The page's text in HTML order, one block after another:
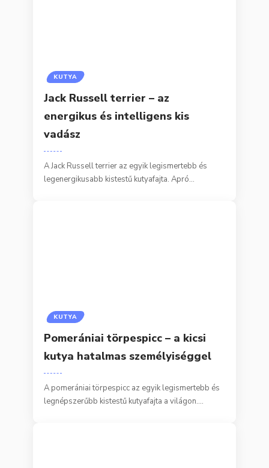
KUTYA
Jack Russell terrier – az
energikus és intelligens kis
vadász
A Jack Russell terrier az egyik legismertebb és
legenergikusabb kistestű kutyafajta. Apró…
KUTYA
Pomerániai törpespicc – a kicsi
kutya hatalmas személyiséggel
A pomerániai törpespicc az egyik legismertebb és
legnépszerűbb kistestű kutyafajta a világon.…